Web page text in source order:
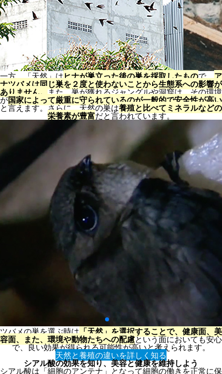
一方、「天然」はヒナが巣立った後の巣を採取したもので、ア
ナツバメは同じ巣を２度と使わないことから生態系への影響が
ありません。 また、巣が獲れるジャングルや洞窟は、その環境
が国家によって厳重に守られているのが一般的で安全性が高い
と言えます。さらに、天然の巣は養殖と比べてミネラルなどの
栄養素が豊富だと言われています。
ツバメの巣を選ぶ時は 「天然」を選択することで、健康面、美
容面、また、環境や動物たちへの配慮という面においても安心
で、良い効果が得られる可能性が高いと考えられます。
天然と養殖の違いを詳しく知る
シアル酸の効果を知り、美容と健康を維持しよう
シアル酸は「細胞のアンテナ」となって細胞の働きを正常に保